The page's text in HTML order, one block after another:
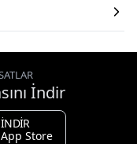
İndir
İNDİR
App Store